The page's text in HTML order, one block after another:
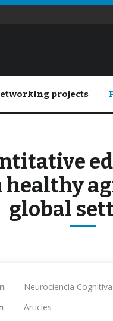
projects
global
Neurociencia Cognitiva
Articles